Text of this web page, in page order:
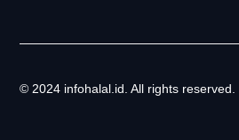
© 2024 infohalal.id. All rights reserved.